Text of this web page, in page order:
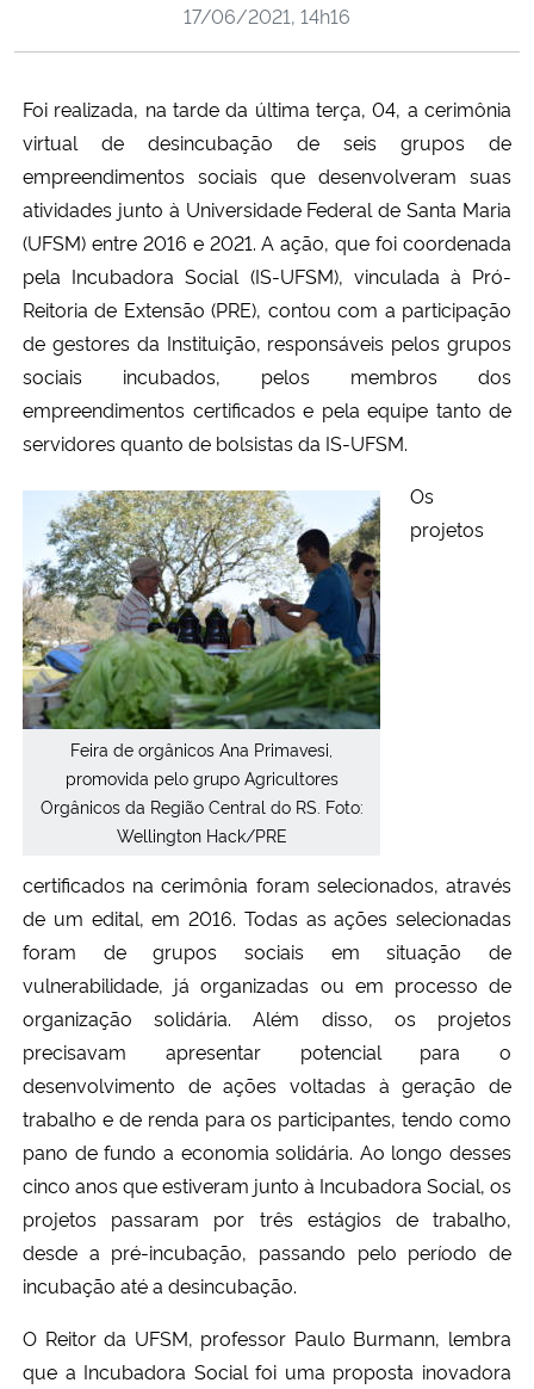
Controladoria-Geral da União
Ministério da Mulher, da Família e dos Direitos Humanos
Secretaria-Geral
Secretaria de Governo
Gabinete de Segurança Institucional
Advocacia-Geral da União
Banco Central do Brasil
Planalto
17/06/2021, 14h16
Foi realizada, na tarde da última terça, 04, a cerimônia
virtual de desincubação de seis grupos de
empreendimentos sociais que desenvolveram suas
atividades junto à Universidade Federal de Santa Maria
(UFSM) entre 2016 e 2021. A ação, que foi coordenada
pela Incubadora Social (IS-UFSM), vinculada à Pró-
Reitoria de Extensão (PRE), contou com a participação
de gestores da Instituição, responsáveis pelos grupos
sociais incubados, pelos membros dos
empreendimentos certificados e pela equipe tanto de
servidores quanto de bolsistas da IS-UFSM.
Feira de orgânicos Ana Primavesi,
promovida pelo grupo Agricultores
Orgânicos da Região Central do RS. Foto:
Wellington Hack/PRE
Os
projetos
certificados na cerimônia foram selecionados, através
de um edital, em 2016. Todas as ações selecionadas
foram de grupos sociais em situação de
vulnerabilidade, já organizadas ou em processo de
organização solidária. Além disso, os projetos
precisavam apresentar potencial para o
desenvolvimento de ações voltadas à geração de
trabalho e de renda para os participantes, tendo como
pano de fundo a economia solidária. Ao longo desses
cinco anos que estiveram junto à Incubadora Social, os
projetos passaram por três estágios de trabalho,
desde a pré-incubação, passando pelo período de
incubação até a desincubação.
O Reitor da UFSM, professor Paulo Burmann, lembra
que a Incubadora Social foi uma proposta inovadora